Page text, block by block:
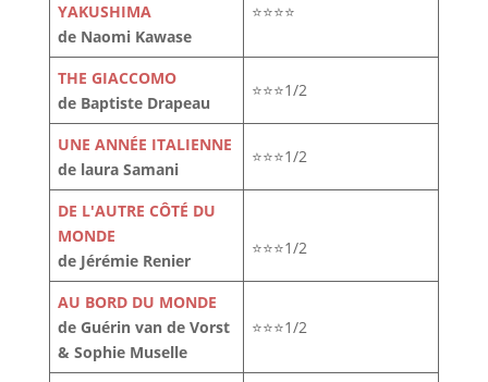
YAKUSHIMA
de Naomi Kawase
⭐⭐⭐⭐
THE GIACCOMO
de Baptiste Drapeau
⭐⭐⭐1/2
UNE ANNÉE ITALIENNE
de laura Samani
⭐⭐⭐1/2
DE L'AUTRE CÔTÉ DU
MONDE
de Jérémie Renier
⭐⭐⭐1/2
AU BORD DU MONDE
de Guérin van de Vorst
& Sophie Muselle
⭐⭐⭐1/2